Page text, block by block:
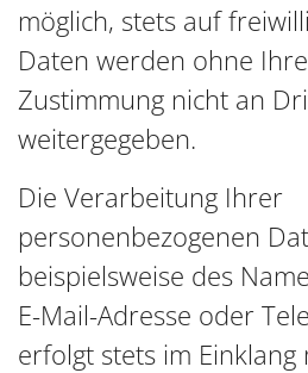
möglich, stets auf
Daten werden ohne
Zustimmung nicht an
weitergegeben.
Die Verarbeitung Ihrer
personenbezogenen
beispielsweise des
E-Mail-Adresse oder
erfolgt stets im Einklang